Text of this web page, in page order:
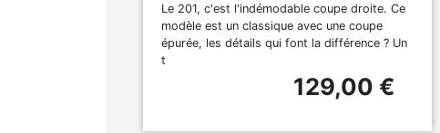
Le 201, c'est l'indémodable coupe droite. Ce
modèle est un classique avec une coupe
épurée, les détails qui font la différence ? Un
t
129,00 €